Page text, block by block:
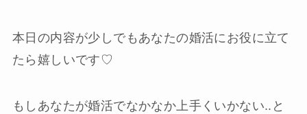
本日の内容が少しでもあなたの婚活にお役に立て
たら嬉しいです♡
もしあなたが婚活でなかなか上手くいかない..と